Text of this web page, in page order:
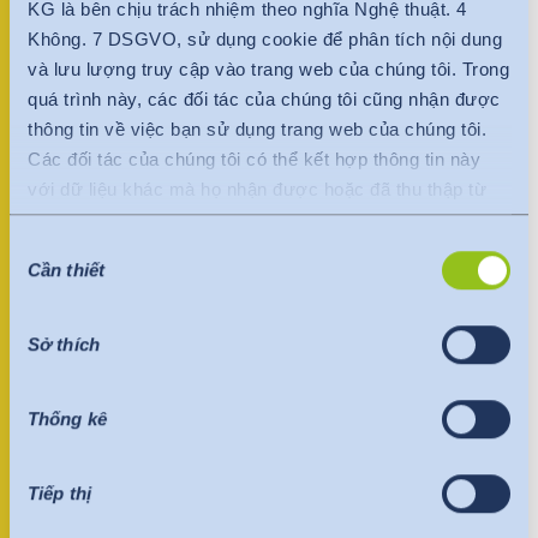
KG là bên chịu trách nhiệm theo nghĩa Nghệ thuật. 4
Không. 7 DSGVO, sử dụng cookie để phân tích nội dung
và lưu lượng truy cập vào trang web của chúng tôi. Trong
quá trình này, các đối tác của chúng tôi cũng nhận được
thông tin về việc bạn sử dụng trang web của chúng tôi.
Các đối tác của chúng tôi có thể kết hợp thông tin này
với dữ liệu khác mà họ nhận được hoặc đã thu thập từ
bạn một cách độc lập với trang web của chúng tôi.
Dữ liệu được chuyển đến nước thứ ba hoặc một tổ chức
quốc tế. Quyết định thỏa đáng của Ủy ban EU được tính
ba an toàn hoặc một tổ chức quốc tế an toàn cung cấp
Những điều sau đây áp dụng cho việc truyền dữ liệu đến
Hoa Kỳ: Kể từ tháng 7 năm 2023, đã có quyết định thỏa
xác định Hoa Kỳ là quốc gia thứ ba có mức độ bảo vệ dữ
liệu tương đương với EU. Quyết định đầy đủ hiện có thể
chọn
Cần thiết
Sở thích
Thống kê
Tiếp thị
English
Việt Nam
Tiếng Việt
Indonesia
English
Việt Nam
Tiếng Việt
Indonesia
Mo-ro-cô
+212 66 000 98 42
morocco@hohenstein.com
Người liên lạc